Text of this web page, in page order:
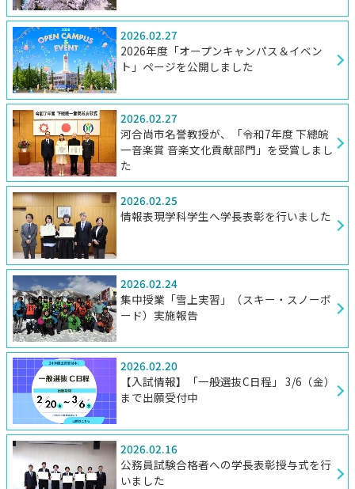
2026.02.27
2026年度「オープンキャンパス＆イベン
ト」ページを公開しました
2026.02.27
河合尚市名誉教授が、「令和7年度 下總皖
一音楽賞 音楽文化貢献部門」を受賞しまし
た
2026.02.25
情報表現学科学生へ学長表彰を行いました
2026.02.24
集中授業「雪上実習」（スキー・スノーボ
ード）実施報告
2026.02.20
【入試情報】「一般選抜C日程」 3/6（金）
まで出願受付中
2026.02.16
公務員試験合格者への学長表彰授与式を行
いました